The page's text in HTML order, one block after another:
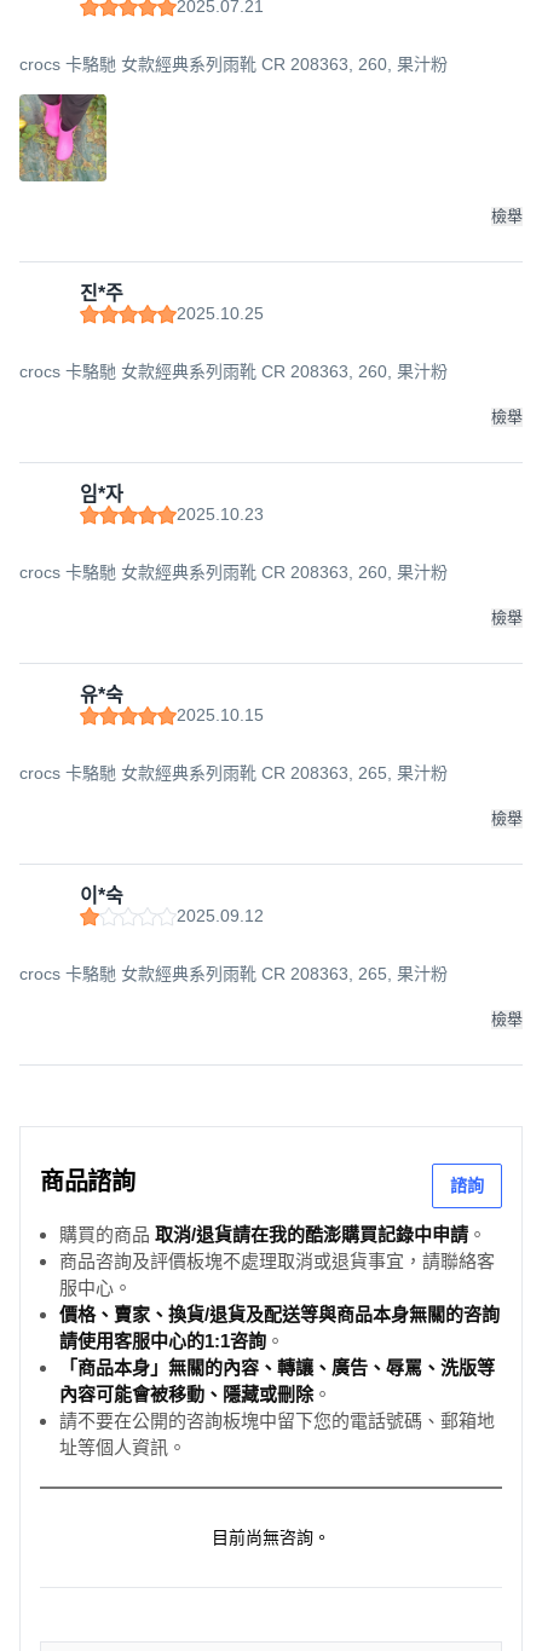
2025.07.21
crocs 卡駱馳 女款經典系列雨靴 CR 208363, 260, 果汁粉
檢舉
진*주
2025.10.25
crocs 卡駱馳 女款經典系列雨靴 CR 208363, 260, 果汁粉
檢舉
임*자
2025.10.23
crocs 卡駱馳 女款經典系列雨靴 CR 208363, 260, 果汁粉
檢舉
유*숙
2025.10.15
crocs 卡駱馳 女款經典系列雨靴 CR 208363, 265, 果汁粉
檢舉
이*숙
2025.09.12
crocs 卡駱馳 女款經典系列雨靴 CR 208363, 265, 果汁粉
檢舉
商品諮詢 諮詢
購買的商品 取消/退貨請在我的酷澎購買記錄中申請 。
商品咨詢及評價板塊不處理取消或退貨事宜，請聯絡客
服中心。
價格、賣家、換貨/退貨及配送等與商品本身無關的咨詢
請使用客服中心的1:1咨詢 。
「商品本身」無關的內容、轉讓、廣告、辱罵、洗版等
內容可能會被移動、隱藏或刪除。
請不要在公開的咨詢板塊中留下您的電話號碼、郵箱地
址等個人資訊。
目前尚無咨詢。